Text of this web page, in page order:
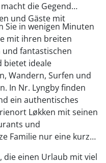
die Gegend
und Gäste mit
Sie in wenigen Minuten
mit ihren breiten
fantastischen
bietet ideale
Wandern, Surfen und
In Nr. Lyngby finden
ein authentisches
Løkken mit seinen
und
Familie nur eine kurze
die einen Urlaub mit viel